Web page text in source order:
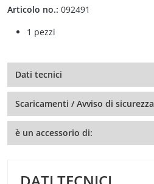
Articolo no.: 092491
1 pezzi
Dati tecnici
Scaricamenti / Avviso di sicurezza
è un accessorio di: